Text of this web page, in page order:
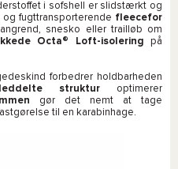
i sofshell er slidstærkt og
fugttransporterende fleecefor
snesko eller trailløb om
Octa® Loft-isolering på
forbedrer holdbarheden
leddelte strukturoptimerer
gør det nemt at tage
til en karabinhage.